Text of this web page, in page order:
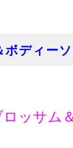
ボディー
ロッサム